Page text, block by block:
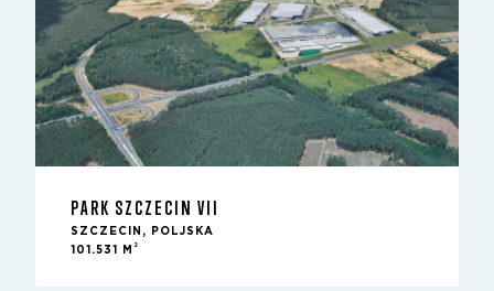
PARK SZCZECIN VII
SZCZECIN, POLJSKA
101.531 M
2